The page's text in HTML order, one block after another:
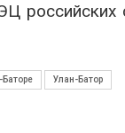
Улан-Батор